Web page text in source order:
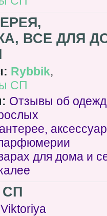
ВСЕ ДЛЯ
Rybbik,
СП
Отзывы об
для дома и
Viktoriya